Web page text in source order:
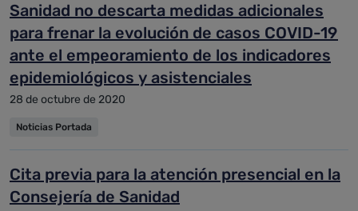
Sanidad no descarta medidas adicionales
para frenar la evolución de casos COVID-19
ante el empeoramiento de los indicadores
epidemiológicos y asistenciales
28 de octubre de 2020
Noticias Portada
Cita previa para la atención presencial en la
Consejería de Sanidad